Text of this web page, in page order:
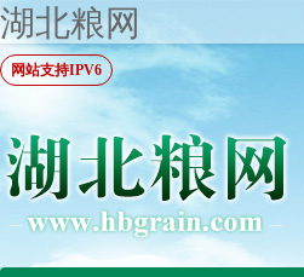
湖北粮网
网站支持IPV6